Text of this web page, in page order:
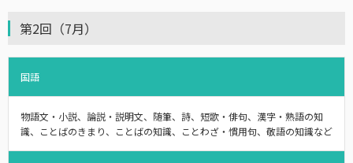
第2回（7月）
国語
物語文・小説、論説・説明文、随筆、詩、短歌・俳句、漢字・熟語の知
識、ことばのきまり、ことばの知識、ことわざ・慣用句、敬語の知識など